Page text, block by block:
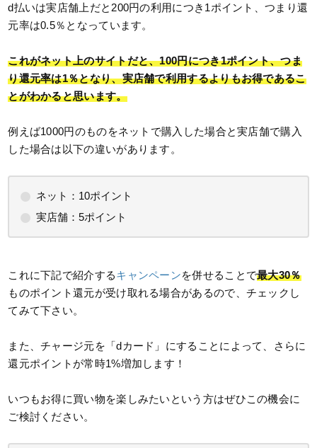
d払いは実店舗上だと200円の利用につき1ポイント、つまり還
元率は0.5％となっています。
これがネット上のサイトだと、100円につき1ポイント、つま
り還元率は1％となり、実店舗で利用するよりもお得であるこ
とがわかると思います。
例えば1000円のものをネットで購入した場合と実店舗で購入
した場合は以下の違いがあります。
ネット：10ポイント
実店舗：5ポイント
これに下記で紹介するキャンペーンを併せることで最大30％
ものポイント還元が受け取れる場合があるので、チェックし
てみて下さい。
また、チャージ元を「dカード」にすることによって、さらに
還元ポイントが常時1%増加します！
いつもお得に買い物を楽しみたいという方はぜひこの機会に
ご検討ください。